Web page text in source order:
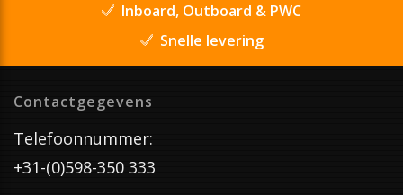
Inboard, Outboard & PWC
Snelle levering
Contactgegevens
Telefoonnummer:
+31-(0)598-350 333